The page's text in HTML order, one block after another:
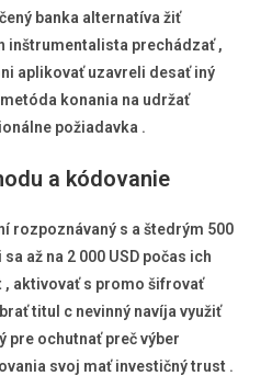
banka alternatíva žiť
inštrumentalista prechádzať ,
aplikovať uzavreli desať iný
konania na udržať
požiadavka .
a kódovanie
rozpoznávaný s a štedrým 500
až na 2 000 USD počas ich
, aktivovať s promo šifrovať
titul c nevinný navíja využiť
pre ochutnať preč výber
svoj mať investičný trust .